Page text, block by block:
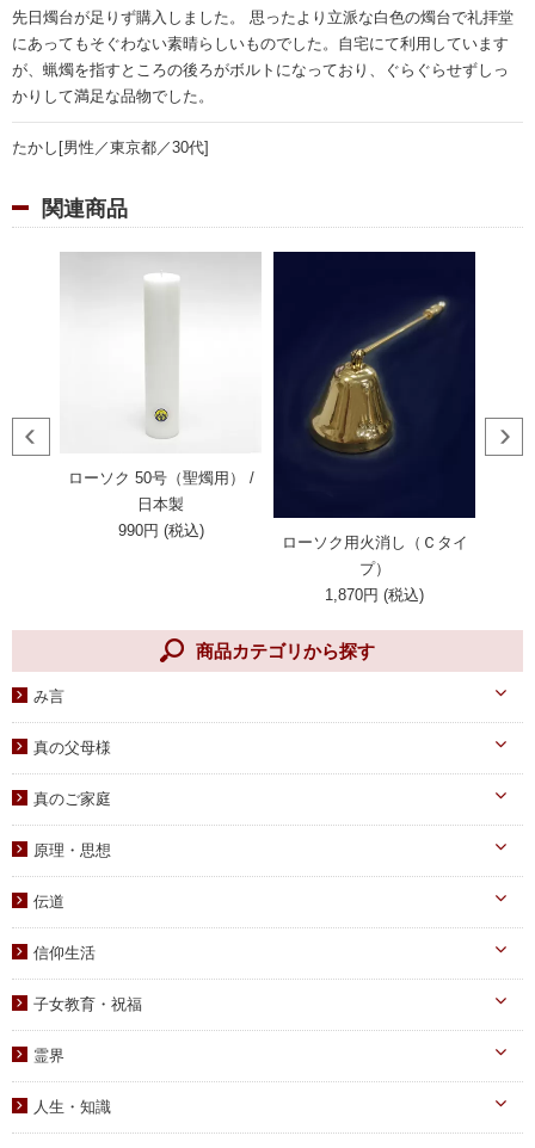
先日燭台が足りず購入しました。 思ったより立派な白色の燭台で礼拝堂
にあってもそぐわない素晴らしいものでした。自宅にて利用しています
が、蝋燭を指すところの後ろがボルトになっており、ぐらぐらせずしっ
かりして満足な品物でした。
たかし[男性／東京都／30代]
関連商品
ローソク 50号（聖燭用） /
日本製
990円 (税込)
ローソク用火消し（Ｃタイ
プ）
1,870円 (税込)
商品カテゴリから探す
み言
摂理のみ言
信仰のみ言
信仰入門
祈祷文集
宣布・講演
真の父母様
生涯路程
自叙伝関連
真のご家庭
原理・思想
勝共理論
伝道
統一運動
ブックレット
信仰生活
祝福・伝統
信仰の証し・教会史
子女教育・祝福
中高生向け
霊界
人生・知識